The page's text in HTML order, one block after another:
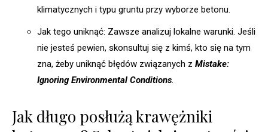
klimatycznych i typu gruntu przy wyborze betonu.
Jak tego uniknąć: Zawsze analizuj lokalne warunki. Jeśli
nie jesteś pewien, skonsultuj się z kimś, kto się na tym
zna, żeby uniknąć błędów związanych z Mistake:
Ignoring Environmental Conditions.
Jak długo posłużą krawężniki